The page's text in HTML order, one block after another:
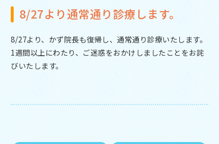
8/27より通常通り診療します。
8/27より、かず院長も復帰し、通常通り診療いたします。
1週間以上にわたり、ご迷惑をおかけしましたことをお詫
びいたします。